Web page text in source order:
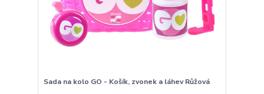
Sada na kolo GO - Košík, zvonek a láhev Růžová